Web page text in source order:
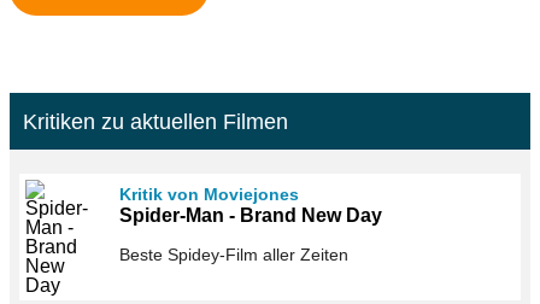
Kritiken zu aktuellen Filmen
Kritik von Moviejones
Spider-Man - Brand New Day
Beste Spidey-Film aller Zeiten